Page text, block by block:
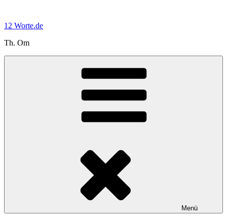
springen
12 Worte.de
Th. Om
Menü